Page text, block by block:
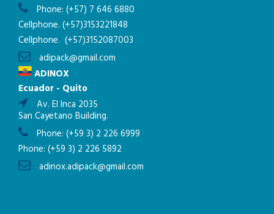
Phone: (+57) 7 646 6880
Cellphone. (+57)3153221848
Cellphone. (+57)3152087003
adipack@gmail.com
ADINOX
Ecuador - Quito
Av. El Inca 2035
San Cayetano Building.
Phone: (+59 3) 2 226 6999
Phone: (+59 3) 2 226 5892
adinox.adipack@gmail.com